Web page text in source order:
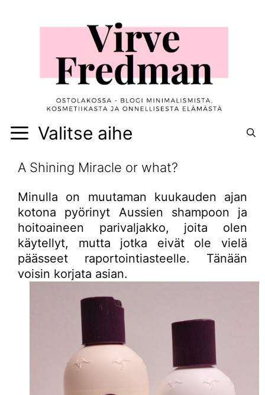
Valitse aihe
A Shining Miracle or what?
Minulla on muutaman kuukauden ajan
kotona pyörinyt Aussien shampoon ja
hoitoaineen parivaljakko, joita olen
käytellyt, mutta jotka eivät ole vielä
päässeet raportointiasteelle. Tänään
voisin korjata asian.